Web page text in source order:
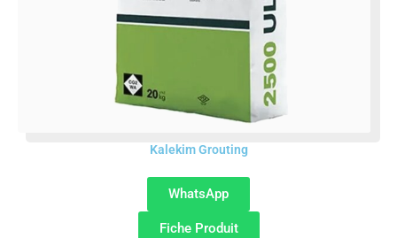
Kalekim Grouting
WhatsApp
Fiche Produit